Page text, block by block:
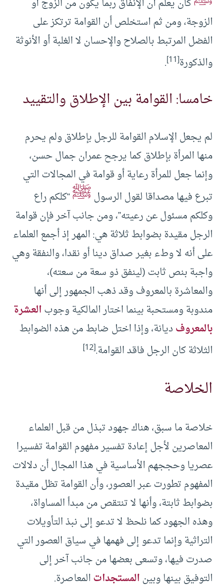
الزوجة، ومن ثم استخلص أن القوامة ترتكز على
الفضل المرتبط بالصلاح والإحسان لا الغلبة أو الأنوثة
والذكورة[11]
.
خامسا: القوامة بين الإطلاق والتقييد
لم يجعل الإسلام القوامة للرجل بإطلاق ولم يحرم
منها المرأة بإطلاق كما يرجح عمران جمال حسن،
وإنما جعل للمرأة رعاية أو قوامة في المجالات التي
تبرع فيها مصداقا لقول الرسولﷺ“كلكم راع
وكلكم مسئول عن رعيته”، ومن جانب آخر فإن قوامة
الرجل مقيدة بضوابط ثلاثة هي: المهر إذ أجمع العلماء
على أنه لا وطء بغير صداق دينا أو نقدا، والنفقة وهي
واجبة بنص ثابت (لينفق ذو سعة من سعته)،
والمعاشرة بالمعروف وقد ذهب الجمهور إلى أنها
مندوبة ومستحبة بينما اختار المالكية وجوبالعشرة
بالمعروفديانة، وإذا اختل ضابط من هذه الضوابط
الثلاثة كان الرجل فاقد القوامة.[12]
الخلاصة
خلاصة ما سبق، هناك جهود تبذل من قبل العلماء
المعاصرين لأجل إعادة تفسير مفهوم القوامة تفسيرا
عصريا وحججهم الأساسية في هذا المجال أن دلالات
المفهوم تطورت عبر العصور، وأن القوامة تظل مقيدة
بضوابط ثابتة، وأنها لا تنتقص من مبدأ المساواة،
وهذه الجهود كما نلحظ لا تدعو إلى نبذ التأويلات
التراثية وإنما تدعو إلى فهمها في سياق العصور التي
صدرت فيها، وتسعى بعضها من جانب آخر إلى
التوفيق بينها وبينالمستجداتالمعاصرة.